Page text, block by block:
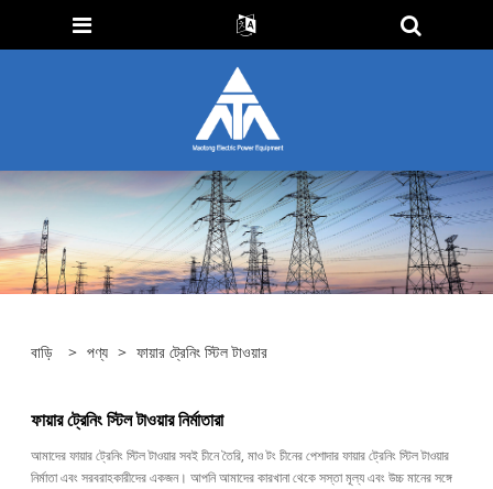
বাড়ি > পণ্য > ফায়ার ট্রেনিং স্টিল টাওয়ার
ফায়ার ট্রেনিং স্টিল টাওয়ার নির্মাতারা
আমাদের ফায়ার ট্রেনিং স্টিল টাওয়ার সবই চীনে তৈরি, মাও টং চীনের পেশাদার ফায়ার ট্রেনিং স্টিল টাওয়ার
নির্মাতা এবং সরবরাহকারীদের একজন। আপনি আমাদের কারখানা থেকে সস্তা মূল্য এবং উচ্চ মানের সঙ্গে